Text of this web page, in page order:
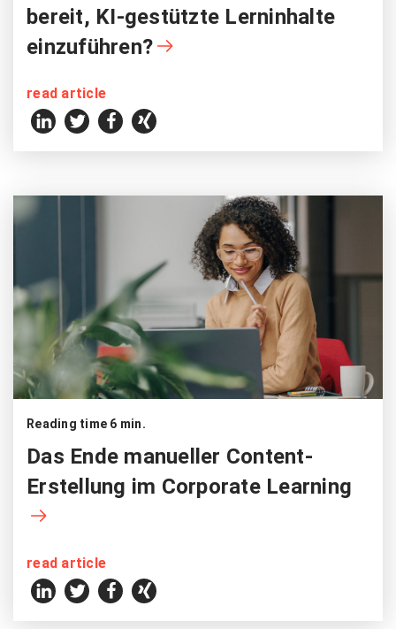
bereit, KI-gestützte Lerninhalte
einzuführen?
read article
Reading time 6 min.
Das Ende manueller Content-
Erstellung im Corporate Learning
read article